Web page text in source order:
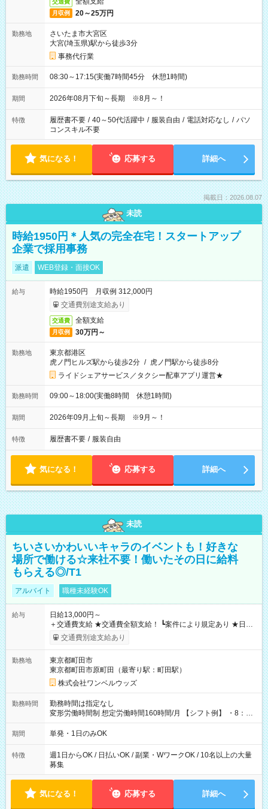
交通費
月収例 20～25万円
勤務地
さいたま市大宮区
大宮(埼玉県)駅から徒歩3分
事務代行業
勤務時間 08:30～17:15(実働7時間45分 休憩1時間)
期間 2026年08月下旬～長期 ※8月～！
特徴 履歴書不要 / 40～50代活躍中 / 服装自由 / 電話対応なし / パソ
コンスキル不要
気になる！ 応募する 詳細へ
掲載日：2026.08.07
未読
時給1950円＊人気の完全在宅！スタートアップ
企業で採用事務
派遣 WEB登録・面接OK
給与
時給1950円 月収例 312,000円
交通費別途支給あり
交通費 全額支給
月収例 30万円～
勤務地
東京都港区
虎ノ門ヒルズ駅から徒歩2分 / 虎ノ門駅から徒歩8分
ライドシェアサービス／タクシー配車アプリ運営★
勤務時間 09:00～18:00(実働8時間 休憩1時間)
期間 2026年09月上旬～長期 ※9月～！
特徴 履歴書不要 / 服装自由
気になる！ 応募する 詳細へ
未読
ちいさいかわいいキャラのイベントも！好きな
場所で働ける☆来社不要！働いたその日に給料
もらえる◎/T1
アルバイト 職種未経験OK
給与
日給13,000円～
＋交通費支給 ★交通費全額支給！ ┗案件により規定あり ★日払
いOK！（規定あり） ┗働いたその日に現金GET♪ お仕事後はコ
ンビニATMから 日払い分を引き落とせます！ 【試用期間】試
交通費別途支給あり
勤務地
東京都町田市
東京都町田市原町田（最寄り駅：町田駅）
株式会社ワンベルウッズ
勤務時間
勤務時間は指定なし
変形労働時間制 想定労働時間160時間/月 【シフト例】 ・8：00
～21：00
期間 単発・1日のみOK
特徴
週1日からOK / 日払いOK / 副業・WワークOK / 10名以上の大量
募集
気になる！ 応募する 詳細へ